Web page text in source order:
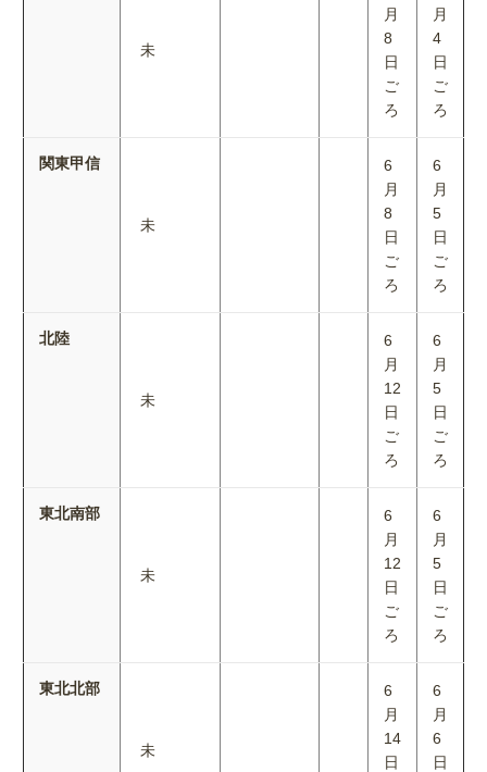
未
月
8
日
ご
ろ
月
4
日
ご
ろ
関東甲信
未
6
月
8
日
ご
ろ
6
月
5
日
ご
ろ
北陸
未
6
月
12
日
ご
ろ
6
月
5
日
ご
ろ
東北南部
未
6
月
12
日
ご
ろ
6
月
5
日
ご
ろ
東北北部
未
6
月
14
日
6
月
6
日